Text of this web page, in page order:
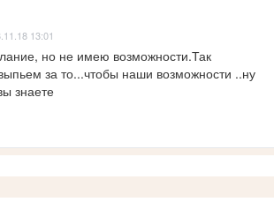
13:01
но не имею возможности.Так
за то...чтобы наши возможности ..ну
знаете